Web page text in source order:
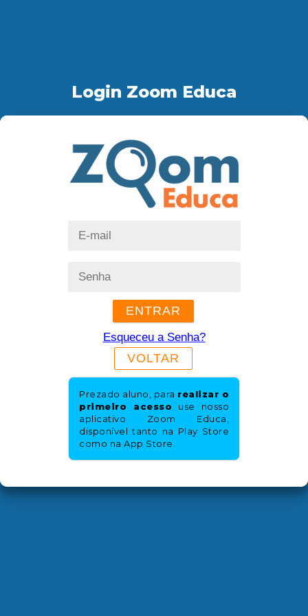
Login Zoom Educa
ENTRAR
Esqueceu a Senha?
VOLTAR
Prezado aluno, para realizar o
primeiro acesso use nosso
aplicativo Zoom Educa,
disponível tanto na Play Store
como na App Store.